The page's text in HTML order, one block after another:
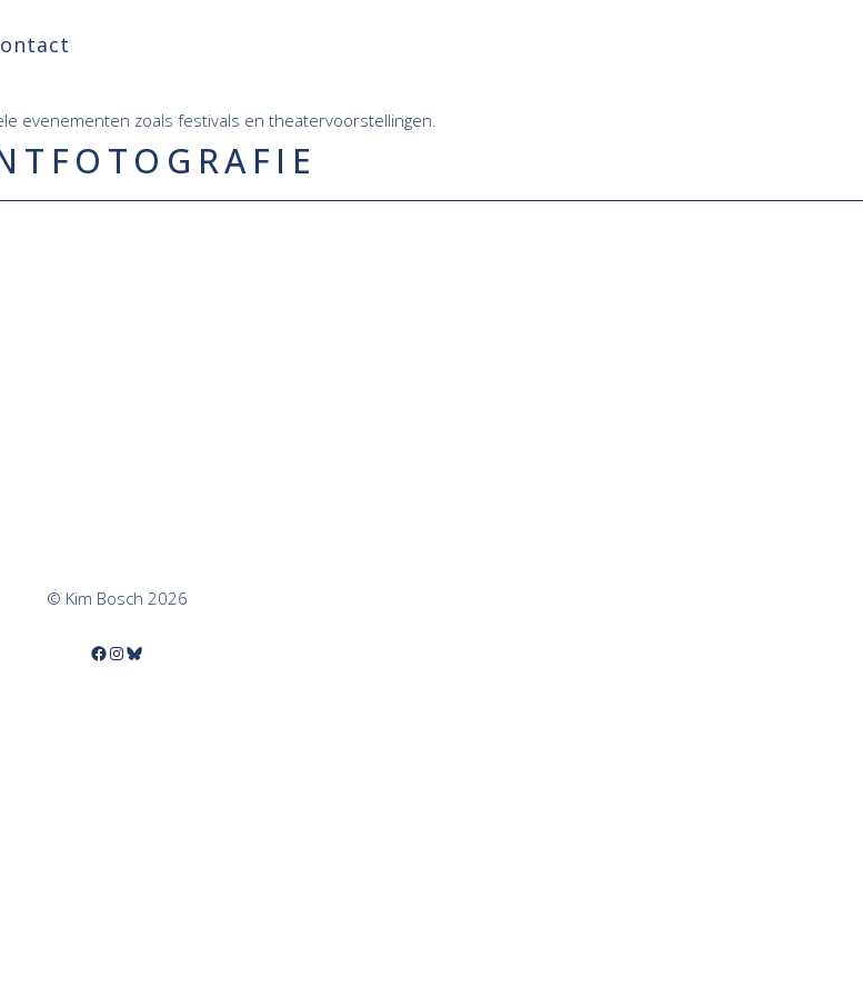
evenementen zoals festivals en theatervoorstellingen.
© Kim Bosch 2026
Facebook
Instagram
Bluesky